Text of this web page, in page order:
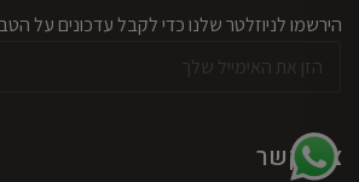
צרו קשר
הירשמו לניוזלטר שלנו כדי לקבל עדכונים על
מ
יל